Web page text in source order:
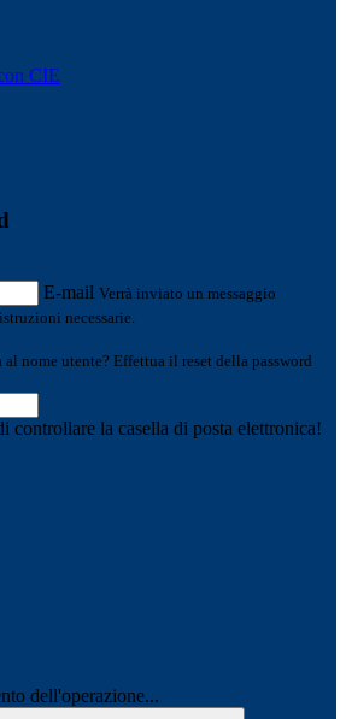
CIE
E-mail Verrà inviato un messaggio
necessarie.
nome utente? Effettua il reset della password
controllare la casella di posta elettronica!
dell'operazione...